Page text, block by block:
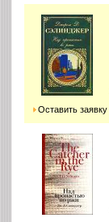
Оставить заявку